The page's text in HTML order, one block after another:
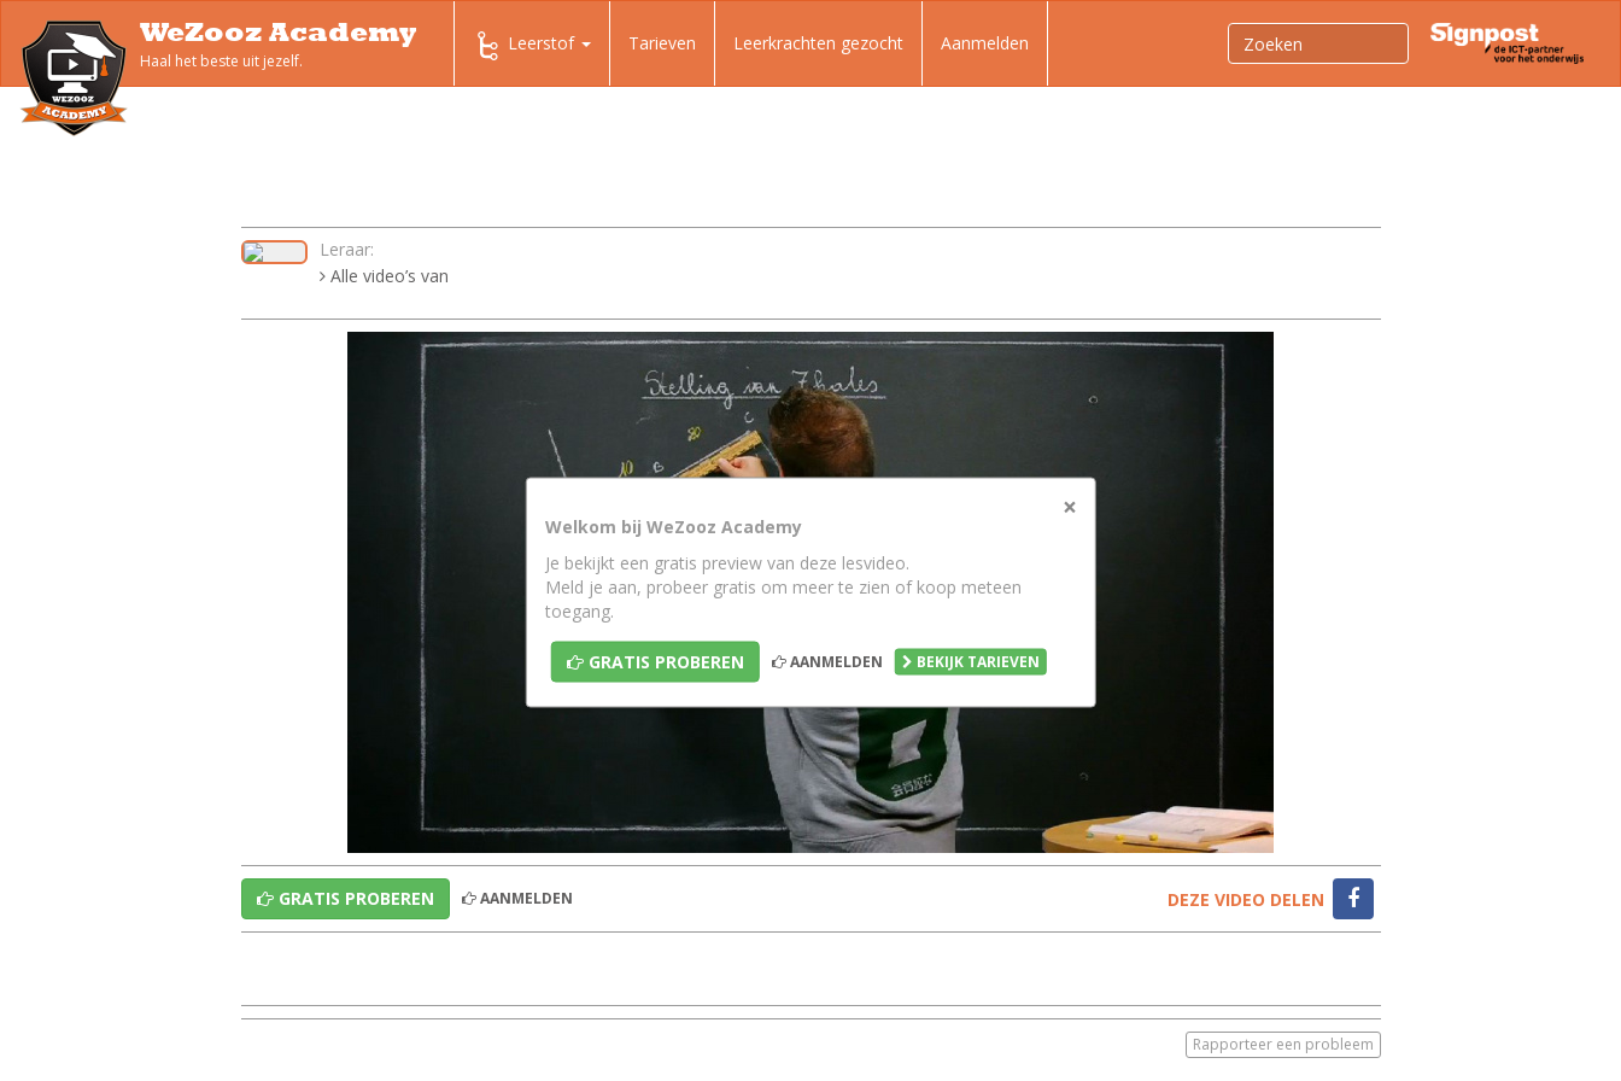
WeZooz Academy
Haal het beste uit jezelf.
Leerstof Tarieven Leerkrachten gezocht Aanmelden
Leraar:
Alle video’s van
×
Welkom bij WeZooz Academy
Je bekijkt een gratis preview van deze lesvideo.
Meld je aan, probeer gratis om meer te zien of koop meteen
toegang.
GRATIS PROBEREN AANMELDEN BEKIJK TARIEVEN
GRATIS PROBEREN AANMELDEN DEZE VIDEO DELEN
Rapporteer een probleem